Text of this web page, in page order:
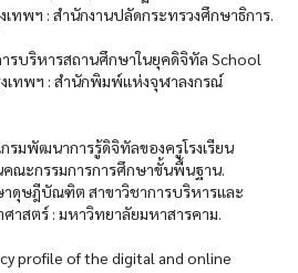
ทพฯ : สำนักงานปลัดกระทรวงศึกษาธิการ.
รบริหารสถานศึกษาในยุคดิจิทัล School
เทพฯ : สำนักพิมพ์แห่งจุฬาลงกรณ์
รมพัฒนาการรู้ดิจิทัลของครูโรงเรียน
ณะกรรมการการศึกษาขั้นพื้นฐาน.
ดุษฎีบัณฑิต สาขาวิชาการบริหารและ
สตร์ : มหาวิทยาลัยมหาสารคาม.
profile of the digital and online